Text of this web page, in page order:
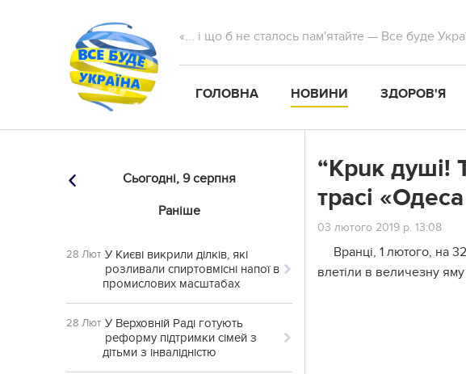
«... і що б не сталось пам'ятайте — Все буде
ГОЛОВНА НОВИНИ ЗДОРОВ'Я
Сьогодні, 9 серпня
Раніше
28 Лют У Києві викрили ділків, які
розливали спиртовмісні напої в
промислових масштабах
28 Лют У Верховній Раді готують
реформу підтримки сімей з
дітьми з інвалідністю
“Крuк душі!
трасі
03 лютого 2019 р. 13:08
Вранці, 1 лютого, на
влетіли в величезну